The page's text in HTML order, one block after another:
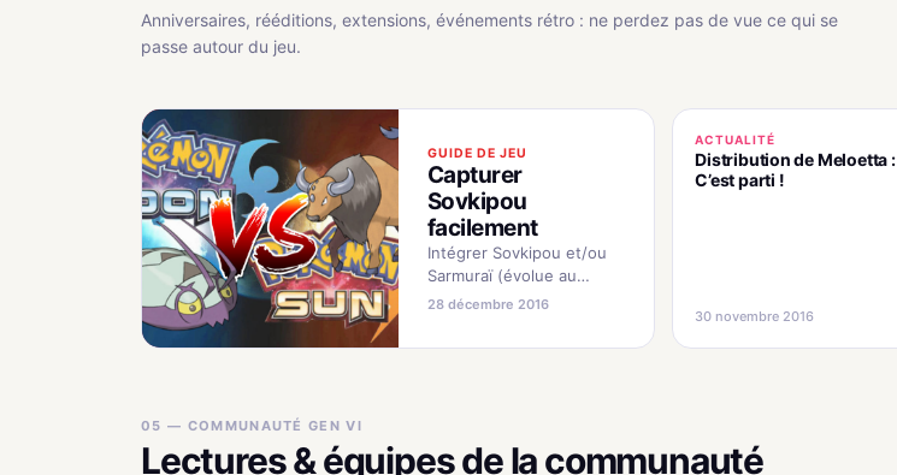
Anniversaires, rééditions, extensions, événements rétro : ne perdez pas de vue ce qui se
passe autour du jeu.
GUIDE DE JEU
Capturer
Sovkipou
facilement
Intégrer Sovkipou et/ou
Sarmuraï (évolue au
niveau 30) à votre équipe
bien particulière. Rendez-
28 décembre 2016
ACTUALITÉ
Distribution de Meloetta :
C’est parti !
30 novembre 2016
05 — COMMUNAUTÉ GEN VI
Lectures & équipes de la communauté